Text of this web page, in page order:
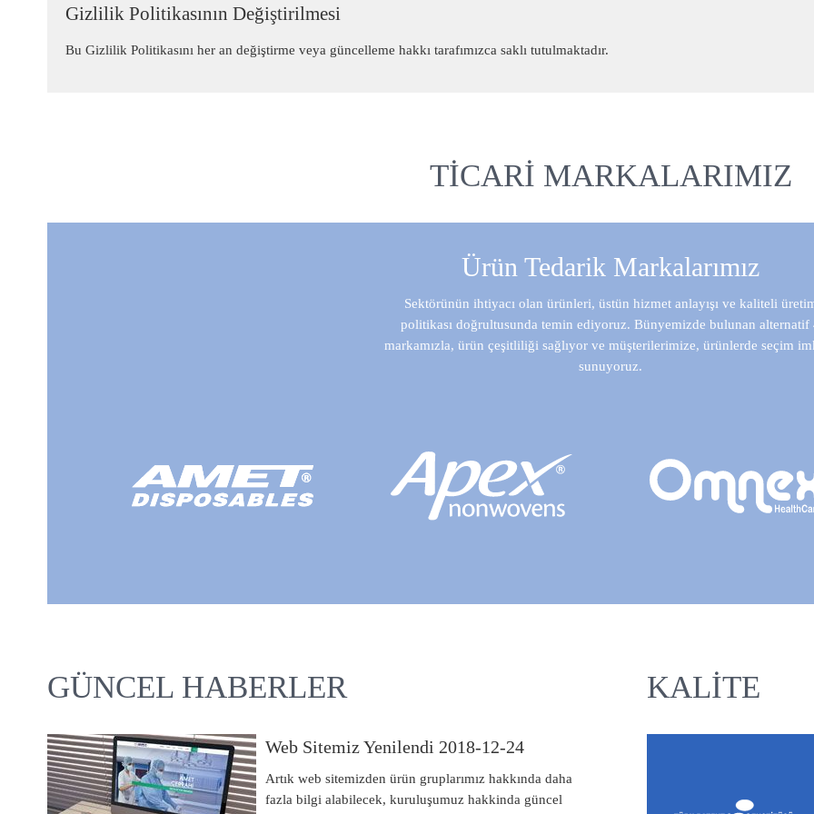
Gizlilik Politikasının Değiştirilmesi
Bu Gizlilik Politikasını her an değiştirme veya güncelleme hakkı tarafımızca saklı tutulmaktadır.
TICARI MARKALARIMIZ
Ürün Tedarik Markalarımız
Sektörünün ihtiyacı olan ürünleri, üstün hizmet anlayışı ve kaliteli
politikası doğrultusunda temin ediyoruz. Bünyemizde bulunan alternatif
markamızla, ürün çeşitliliği sağlıyor ve müşterilerimize, ürünlerde seçim
sunuyoruz.
GÜNCEL HABERLER
Web Sitemiz Yenilendi 2018-12-24
Artık web sitemizden ürün gruplarımız hakkında daha
fazla bilgi alabilecek, kuruluşumuz hakkinda güncel
KALITE